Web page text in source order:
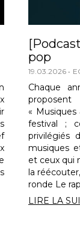
pop
19.03.2026
Chaque
«
festival ;
privilégiés
musiques
et ceux qui
la
ronde Le
LIRE LA